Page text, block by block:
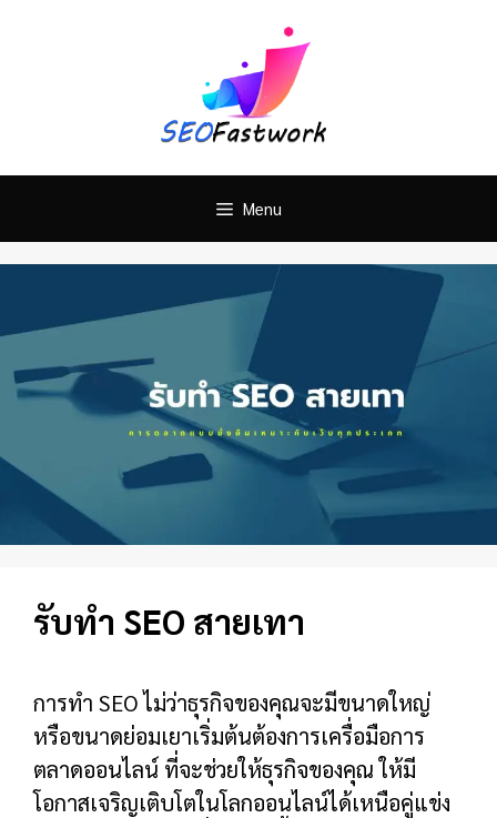
Menu
รับทำ SEO สายเทา
การทำ SEO ไม่ว่าธุรกิจของคุณจะมีขนาดใหญ่
หรือขนาดย่อมเยาเริ่มต้นต้องการเครื่อมือการ
ตลาดออนไลน์ ที่จะช่วยให้ธุรกิจของคุณ ให้มี
โอกาสเจริญเติบโตในโลกออนไลน์ได้เหนือคู่แข่ง